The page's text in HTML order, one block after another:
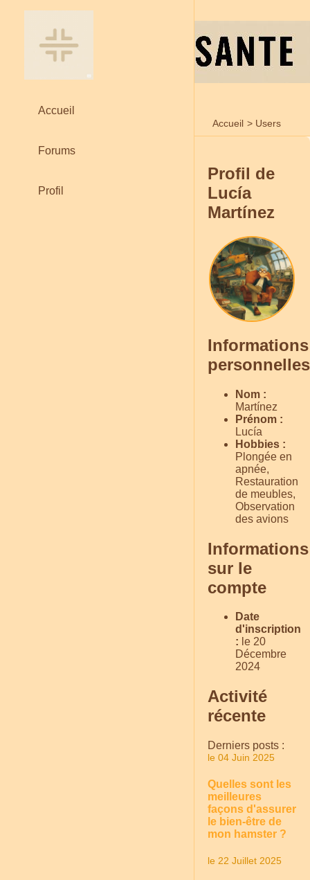
Accueil > Users
Accueil
Forums
Profil
Profil de
Lucía
Martínez
Informations
personnelles
Nom :
Martínez
Prénom :
Lucía
Hobbies :
Plongée en
apnée,
Restauration
de meubles,
Observation
des avions
Informations
sur le
compte
Date
d'inscription
: le 20
Décembre
2024
Activité
récente
Derniers posts :
le 04 Juin 2025
Quelles sont les
meilleures
façons d'assurer
le bien-être de
mon hamster ?
le 22 Juillet 2025